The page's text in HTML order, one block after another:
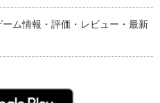
ム情報・評価・レビュー・最新